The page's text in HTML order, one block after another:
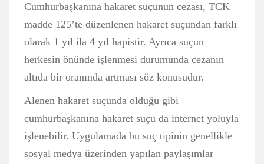
Cumhurbaşkanına hakaret suçunun cezası, TCK
madde 125’te düzenlenen hakaret suçundan farklı
olarak 1 yıl ila 4 yıl hapistir. Ayrıca suçun
herkesin önünde işlenmesi durumunda cezanın
altıda bir oranında artması söz konusudur.
Alenen hakaret suçunda olduğu gibi
cumhurbaşkanına hakaret suçu da internet yoluyla
işlenebilir. Uygulamada bu suç tipinin genellikle
sosyal medya üzerinden yapılan paylaşımlar